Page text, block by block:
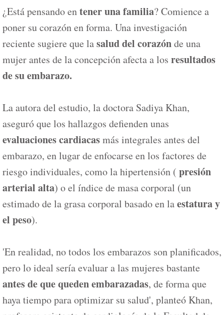
¿Está pensando entener una familia? Comience a
poner su corazón en forma. Una investigación
reciente sugiere que lasalud del corazónde una
mujer antes de la concepción afecta a los resultados
de su embarazo.
La autora del estudio, la doctora Sadiya Khan,
aseguró que los hallazgos defienden unas
evaluaciones cardiacasmás integrales antes del
embarazo, en lugar de enfocarse en los factores de
riesgo individuales, como la hipertensión ( presión
arterial alta) o el índice de masa corporal (un
estimado de la grasa corporal basado en laestatura y
el peso).
'En realidad, no todos los embarazos son planificados,
pero lo ideal sería evaluar a las mujeres bastante
antes de que queden embarazadas, de forma que
haya tiempo para optimizar su salud', planteó Khan,